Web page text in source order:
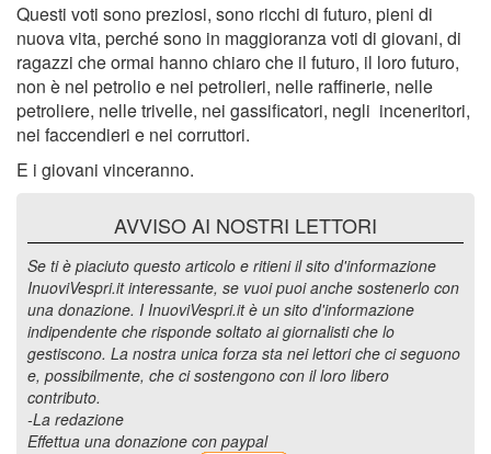
Questi voti sono preziosi, sono ricchi di futuro, pieni di
nuova vita, perché sono in maggioranza voti di giovani, di
ragazzi che ormai hanno chiaro che il futuro, il loro futuro,
non è nel petrolio e nei petrolieri, nelle raffinerie, nelle
petroliere, nelle trivelle, nei gassificatori, negli inceneritori,
nei faccendieri e nei corruttori.
E i giovani vinceranno.
AVVISO AI NOSTRI LETTORI
Se ti è piaciuto questo articolo e ritieni il sito d'informazione
InuoviVespri.it interessante, se vuoi puoi anche sostenerlo con
una donazione. I InuoviVespri.it è un sito d'informazione
indipendente che risponde soltato ai giornalisti che lo
gestiscono. La nostra unica forza sta nei lettori che ci seguono
e, possibilmente, che ci sostengono con il loro libero
contributo.
-La redazione
Effettua una donazione con paypal